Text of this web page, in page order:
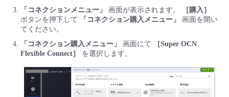
「コネクションメニュー」
画面が表示されます。
［購入］
ボタンを押下して
「コネクション購入メニュー」
画面を開い
てください。
「コネクション購入メニュー」
画面にて
［Super OCN
Flexible Connect］
を選択します。